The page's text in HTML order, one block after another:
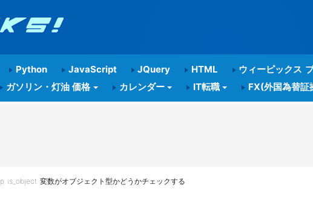
Python JavaScript JQuery HTML ウィーピックス
ガソリン・灯油 価格 カレンダー IT転職 FX(外国為替証
is_object 変数がオブジェクト型かどうかチェックする